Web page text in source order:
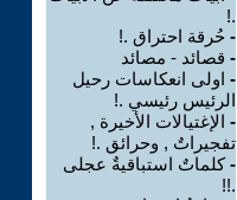
.!
- حُرقة احتراق .!
- قصائد - مصائد
- اولى انعكاسات رحيل
الرئيس رئيسي .!
- الإغتيالات الأخيرة ,
تفجيراتٌ , وحرائق .!
-كلماتٌ استباقيةٌ عجلى
.!!